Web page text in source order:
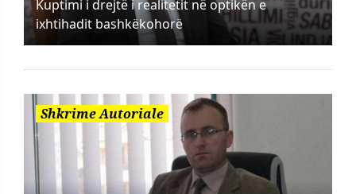
Kuptimi i drejtë i realitetit në optikën e
ixhtihadit bashkëkohorë
Shkrime Autoriale